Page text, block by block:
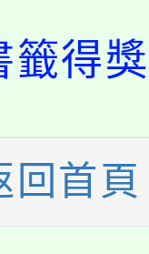
動會8/
舉行。
享有免
低收入戶
情可洽有
科技中
及科技
入校路
籤得
回首頁